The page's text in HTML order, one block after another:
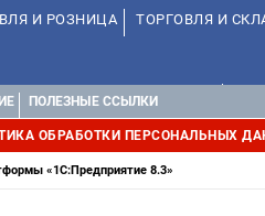
И РОЗНИЦА ТОРГОВЛЯ И
ХОЛДИНГОМ
ПОЛЕЗНЫЕ ССЫЛКИ
ОБРАБОТКИ ПЕРСОНАЛЬНЫХ
«1С:Предприятие 8.3»